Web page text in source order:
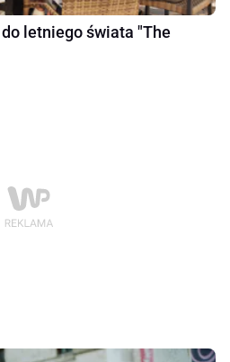
letniego świata "The